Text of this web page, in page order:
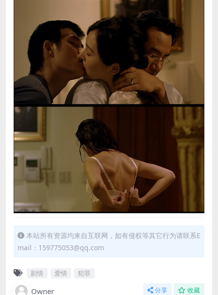
本站所有资源均来自互联网，如有侵权等其它行为请联系E
mail：159775053@qq.com
剧情 爱情 犯罪
Owner 分享 收藏